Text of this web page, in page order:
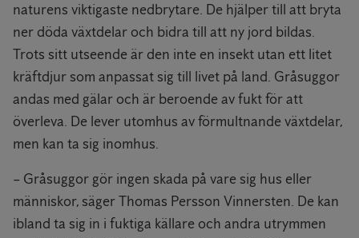
naturens viktigaste nedbrytare. De hjälper till att bryta
ner döda växtdelar och bidra till att ny jord bildas.
Trots sitt utseende är den inte en insekt utan ett litet
kräftdjur som anpassat sig till livet på land. Gråsuggor
andas med gälar och är beroende av fukt för att
överleva. De lever utomhus av förmultnande växtdelar,
men kan ta sig inomhus.
– Gråsuggor gör ingen skada på vare sig hus eller
människor, säger Thomas Persson Vinnersten. De kan
ibland ta sig in i fuktiga källare och andra utrymmen